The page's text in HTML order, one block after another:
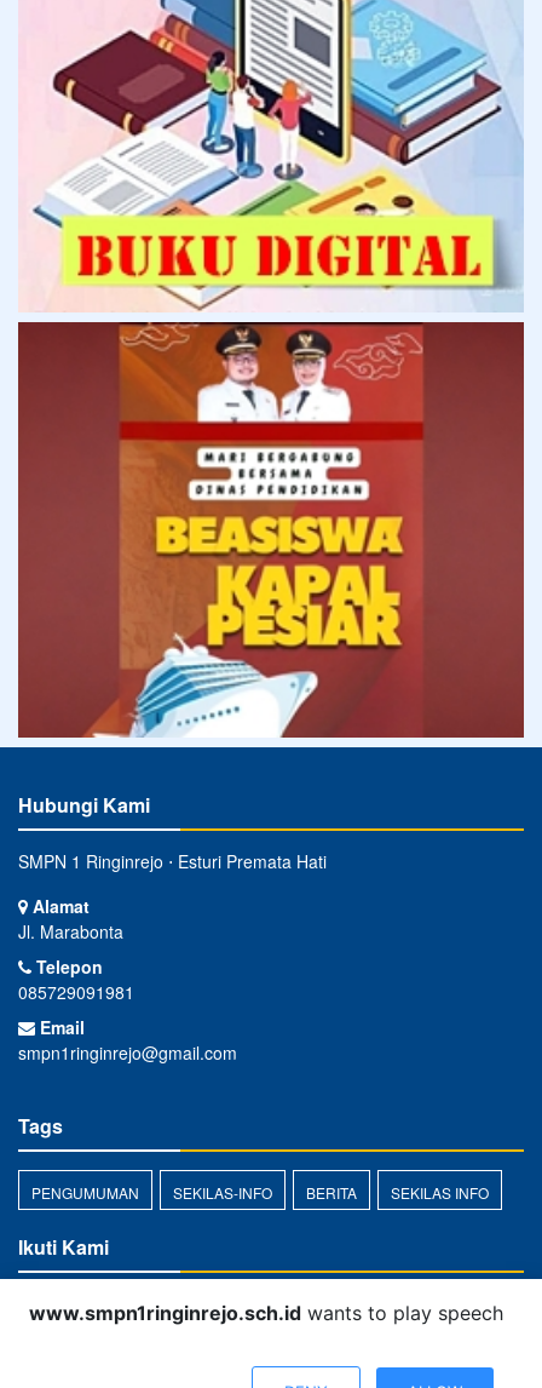
Hubungi Kami
SMPN 1 Ringinrejo ⋅ Esturi Premata Hati
Alamat
Jl. Marabonta
Telepon
085729091981
Email
smpn1ringinrejo@gmail.com
Tags
PENGUMUMAN SEKILAS-INFO BERITA SEKILAS INFO
Ikuti Kami
www.smpn1ringinrejo.sch.id wants to play speech